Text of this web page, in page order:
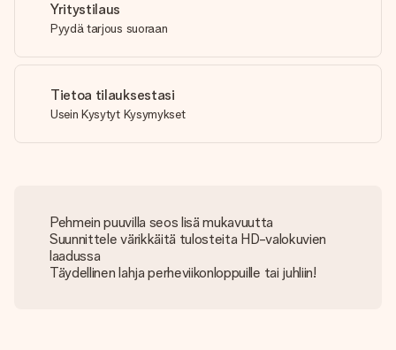
Yritystilaus
Pyydä tarjous suoraan
Tietoa tilauksestasi
Usein Kysytyt Kysymykset
Pehmein puuvilla seos lisä mukavuutta
Suunnittele värikkäitä tulosteita HD-valokuvien
laadussa
Täydellinen lahja perheviikonloppuille tai juhliin!